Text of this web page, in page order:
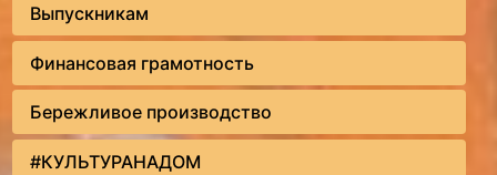
Выпускникам
Финансовая грамотность
Бережливое производство
#КУЛЬТУРАНАДОМ